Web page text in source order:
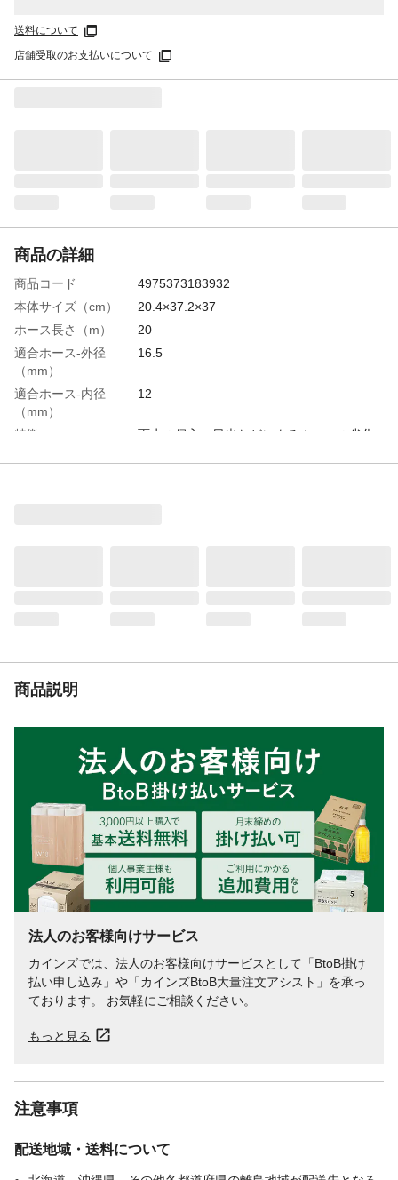
送料について
店舗受取のお支払いについて
商品の詳細
商品コード
4975373183932
本体サイズ（cm）
20.4×37.2×37
ホース長さ（m）
20
適合ホース-外径
（mm）
16.5
適合ホース-内径
（mm）
12
特徴
雨水の侵入、日光などによるホースの劣化
ノズルパターン
横水栓、万能ホーム水栓（蛇口外径14mm
～18mm)
商品説明
法人のお客様向けサービス
カインズでは、法人のお客様向けサービスとして「BtoB掛け
払い申し込み」や「カインズBtoB大量注文アシスト」を承っ
ております。 お気軽にご相談ください。
もっと見る
注意事項
配送地域・送料について